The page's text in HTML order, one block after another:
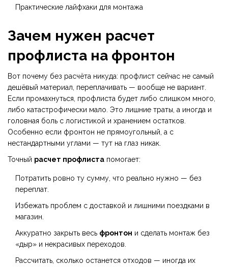
Практические лайфхаки для монтажа
Зачем нужен расчет
профлиста на фронтон
Вот почему без расчёта никуда: профлист сейчас не самый
дешёвый материал, переплачивать — вообще не вариант.
Если промахнуться, профлиста будет либо слишком много,
либо катастрофически мало. Это лишние траты, а иногда и
головная боль с логистикой и хранением остатков.
Особенно если фронтон не прямоугольный, а с
нестандартными углами — тут на глаз никак.
Точный расчет профлиста помогает:
Потратить ровно ту сумму, что реально нужно — без
переплат.
Избежать проблем с доставкой и лишними поездками в
магазин.
Аккуратно закрыть весь фронтон и сделать монтаж без
«дыр» и некрасивых переходов.
Рассчитать, сколько останется отходов — иногда их